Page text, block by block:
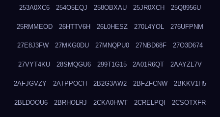
253A0XC6 254O5EQJ 258OBXAU 25JR0XCH 25Q8956U
25RMMEOD 26HTTV6H 26L0HESZ 270L4YOL 276UFPNM
27E8J3FW 27MKG0DU 27MNQPU0 27NBD68F 27O3D674
27VYT4KU 28SMQGU6 299T1G15 2A01R6QT 2AAYZL7V
2AFJGVZY 2ATPPOCH 2B2G3AW2 2BFZFCNW 2BKKV1H5
2BLDOOU6 2BRHOLRJ 2CKA0HWT 2CRELPQI 2CSOTXFR